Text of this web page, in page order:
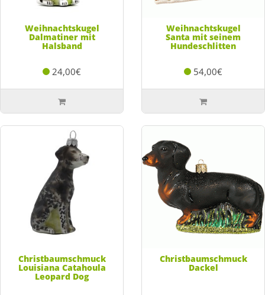
Weihnachtskugel
Dalmatiner mit
Halsband
24,00€
Weihnachtskugel
Santa mit seinem
Hundeschlitten
54,00€
Christbaumschmuck
Louisiana Catahoula
Leopard Dog
Christbaumschmuck
Dackel